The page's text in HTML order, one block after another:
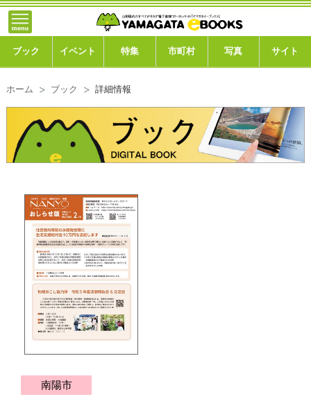
ブック イベント 特集 市町村 写真 サイト
ホーム ブック 詳細情報
南陽市
トップ
ブック
市町村
このサイトについて
運営会社
ご利用ガイド
よくある質問
サイトマップ
}; -->